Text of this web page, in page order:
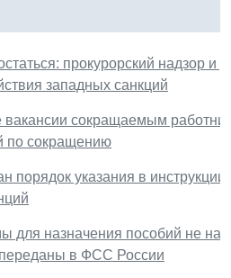
прокурорский надзор
западных санкций
вакансии сокращаемым
по сокращению
порядок указания в
для назначения пособий не
в ФСС России